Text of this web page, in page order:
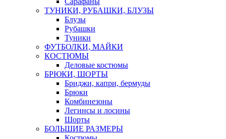
ТУНИКИ, РУБАШКИ, БЛУЗЫ
Блузы
Рубашки
Туники
ФУТБОЛКИ, МАЙКИ
КОСТЮМЫ
Деловые костюмы
БРЮКИ, ШОРТЫ
Бриджи, капри, бермуды
Брюки
Комбинезоны
Легинсы и лосины
Шорты
БОЛЬШИЕ РАЗМЕРЫ